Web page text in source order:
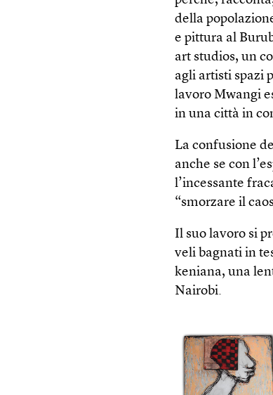
della
e pittura al
art studios, un
agli artisti spazi
lavoro Mwangi
in una città in
La confusione
anche se con
l’incessante
“smorzare il
Il suo lavoro si
veli bagnati in
keniana, una
Nairobi.